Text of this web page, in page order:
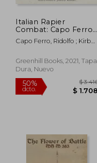
Italian Rapier
Combat: Capo Ferro's
'Grand Simulacro' (en
Inglés)
Capo Ferro, Ridolfo ; Kirby,
Greenhill Books, 2021, Tapa
Dura, Nuevo